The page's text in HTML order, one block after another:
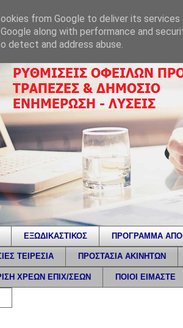
ΕΞΩΔΙΚΑΣΤΙΚΟΣ ΠΡΟΓΡΑΜΜΑ
ΤΕΙΡΕΣΙΑ ΠΡΟΣΤΑΣΙΑ ΑΚΙΝΗΤΩΝ
ΧΡΕΩΝ ΕΠΙΧ/ΣΕΩΝ ΠΟΙΟΙ ΕΙΜΑΣΤΕ
from Google to deliver its
along with performance and
detect and address abuse.